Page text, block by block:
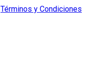
Términos y Condiciones